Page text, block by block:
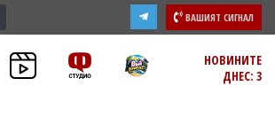
ВАШИЯТ СИГНАЛ
НОВИНИТЕ
ДНЕС: 3